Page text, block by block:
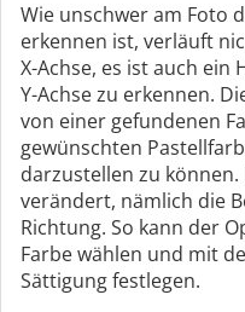
Wie unschwer am Foto
erkennen ist, verläuft
X-Achse, es ist auch
Y-Achse zu erkennen.
von einer gefundenen
gewünschten
darzustellen zu
verändert, nämlich die
Richtung. So kann der
Farbe wählen und mit
Sättigung festlegen.